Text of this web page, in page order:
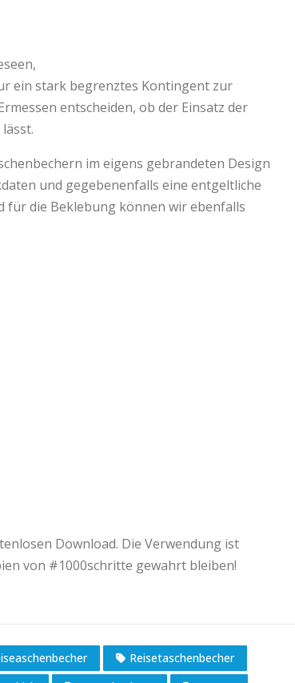
ein stark begrenztes Kontingent zur
entscheiden, ob der Einsatz der
im eigens gebrandeten Design
und gegebenenfalls eine entgeltliche
für die Beklebung können wir ebenfalls
Download. Die Verwendung ist
von #1000schritte gewahrt bleiben!
Reisetaschenbecher